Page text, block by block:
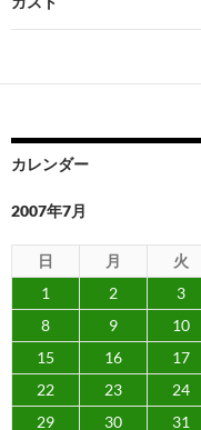
ゲ
ー
ョ
ン
カレンダー
2007年7月
日 月 火
1
2 3
8
9 10
15
16 17
22
23 24
29
30
31